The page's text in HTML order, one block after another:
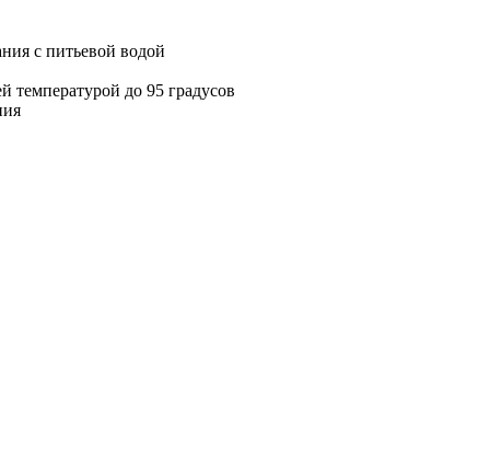
с питьевой водой
температурой до 95 градусов